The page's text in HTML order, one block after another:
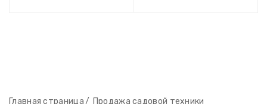
Главная страница
Продажа садовой техники